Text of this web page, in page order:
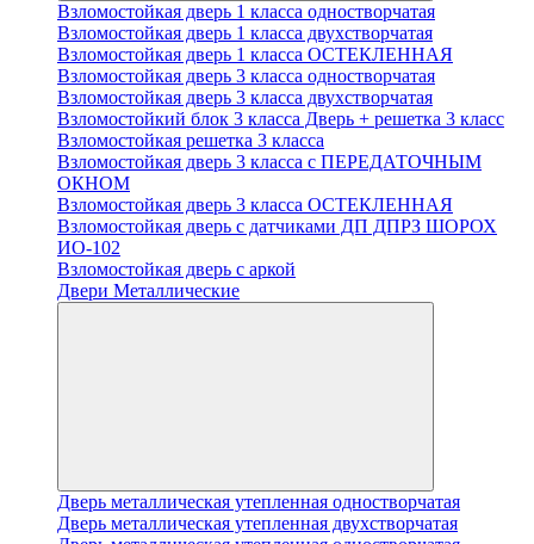
Взломостойкая дверь 1 класса одностворчатая
Взломостойкая дверь 1 класса двухстворчатая
Взломостойкая дверь 1 класса ОСТЕКЛЕННАЯ
Взломостойкая дверь 3 класса одностворчатая
Взломостойкая дверь 3 класса двухстворчатая
Взломостойкий блок 3 класса Дверь + решетка 3 класс
Взломостойкая решетка 3 класса
Взломостойкая дверь 3 класса с ПЕРЕДАТОЧНЫМ
ОКНОМ
Взломостойкая дверь 3 класса ОСТЕКЛЕННАЯ
Взломостойкая дверь с датчиками ДП ДПРЗ ШОРОХ
ИО-102
Взломостойкая дверь с аркой
Двери Металлические
Дверь металлическая утепленная одностворчатая
Дверь металлическая утепленная двухстворчатая